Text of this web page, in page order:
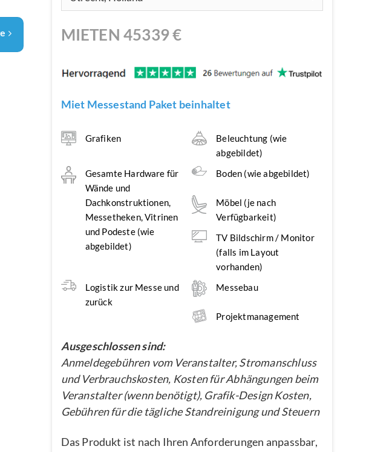
MIETEN 45339€
Miet Messestand Paket beinhaltet
Grafiken
Beleuchtung (wie
abgebildet)
Gesamte Hardware für
Wände und
Dachkonstruktionen,
Messetheken, Vitrinen
und Podeste (wie
abgebildet)
Boden (wie abgebildet)
Möbel (je nach
Verfügbarkeit)
TV Bildschirm / Monitor
(falls im Layout
vorhanden)
Logistik zur Messe und
zurück
Messebau
Projektmanagement
Ausgeschlossen sind:
Anmeldegebühren vom Veranstalter, Stromanschluss
und Verbrauchskosten, Kosten für Abhängungen beim
Veranstalter (wenn benötigt), Grafik-Design Kosten,
Gebühren für die tägliche Standreinigung und Steuern
Das Produkt ist nach Ihren Anforderungen anpassbar,